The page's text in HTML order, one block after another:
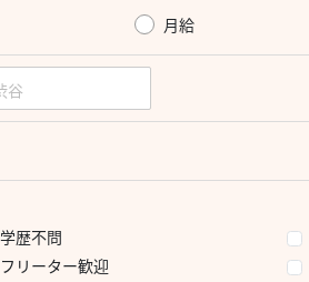
月給
学歴不問
フリーター歓迎